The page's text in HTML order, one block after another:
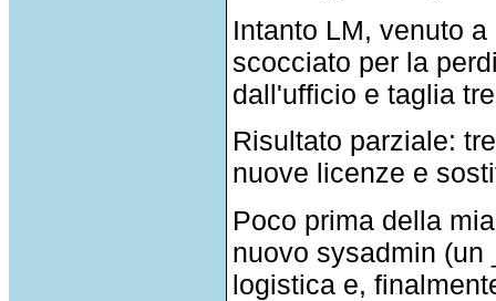
Intanto LM, venuto
scocciato per la
dall'ufficio e taglia
Risultato parziale:
nuove licenze e
Poco prima della
nuovo sysadmin (un
logistica e,